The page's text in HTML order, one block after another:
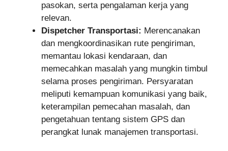
pasokan, serta pengalaman kerja yang
relevan.
Dispetcher Transportasi: Merencanakan
dan mengkoordinasikan rute pengiriman,
memantau lokasi kendaraan, dan
memecahkan masalah yang mungkin timbul
selama proses pengiriman. Persyaratan
meliputi kemampuan komunikasi yang baik,
keterampilan pemecahan masalah, dan
pengetahuan tentang sistem GPS dan
perangkat lunak manajemen transportasi.